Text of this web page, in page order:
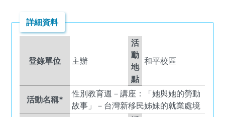
詳細資料
登錄單位 主辦
活
動
地
點
和平校區
活動名稱*
性別教育週－講座：「她與她的勞動
故事」－台灣新移民姊妹的就業處境